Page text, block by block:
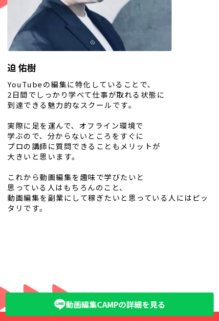
動画編集CAMPの詳細を見る
迫 佑樹
YouTubeの編集に特化していることで、
2日間でしっかり学べて仕事が取れる状態に
到達できる魅力的なスクールです。
実際に足を運んで、オフライン環境で
学ぶので、分からないところをすぐに
プロの講師に質問できることもメリットが
大きいと思います。
これから動画編集を趣味で学びたいと
思っている人はもちろんのこと、
動画編集を副業にして稼ぎたいと思っている人にはピッ
タリです。